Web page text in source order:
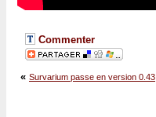
Commenter
« Survarium passe en version 0.43